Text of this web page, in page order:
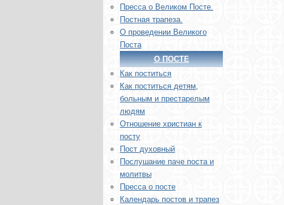
Пресса о Великом Посте.
Постная трапеза.
О проведении Великого
Поста
О ПОСТЕ
Как поститься
Как поститься детям,
больным и престарелым
людям
Отношение христиан к
посту
Пост духовный
Послушание паче поста и
молитвы
Пресса о посте
Календарь постов и трапез